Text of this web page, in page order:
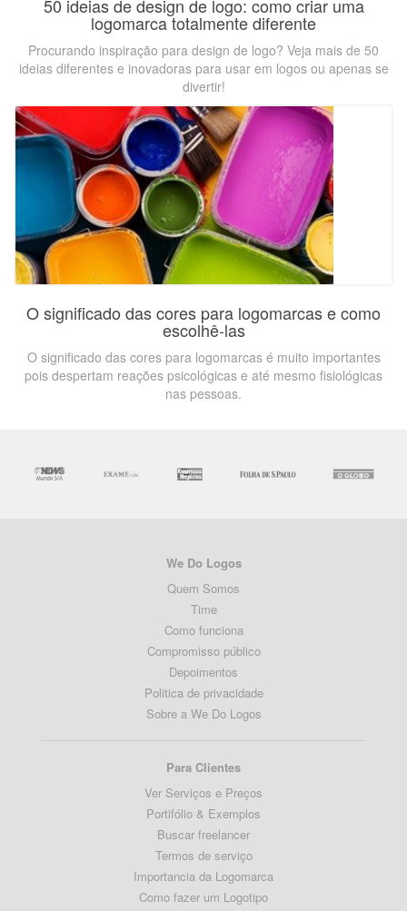
50 ideias de design de logo: como criar uma
logomarca totalmente diferente
Procurando inspiração para design de logo? Veja mais de 50
ideias diferentes e inovadoras para usar em logos ou apenas se
divertir!
O significado das cores para logomarcas e como
escolhê-las
O significado das cores para logomarcas é muito importantes
pois despertam reações psicológicas e até mesmo fisiológicas
nas pessoas.
We Do Logos
Quem Somos
Time
Como funciona
Compromisso público
Depoimentos
Politica de privacidade
Sobre a We Do Logos
Para Clientes
Ver Serviços e Preços
Portifólio & Exemplos
Buscar freelancer
Termos de serviço
Importancia da Logomarca
Como fazer um Logotipo